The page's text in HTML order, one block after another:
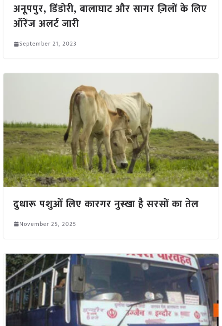
अनूपपुर, डिंडोरी, बालाघाट और सागर ज़िलों के लिए
ऑरेंज अलर्ट जारी
September 21, 2023
दुधारू पशुओं लिए कारगर नुस्खा है सरसों का तेल
November 25, 2025